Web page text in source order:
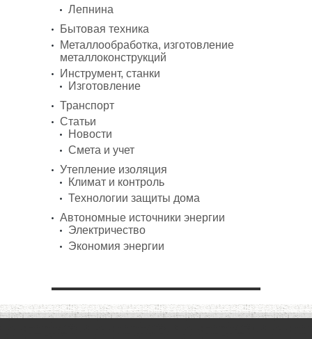
Лепнина
Бытовая техника
Металлообработка, изготовление
металлоконструкций
Инструмент, станки
Изготовление
Транспорт
Статьи
Новости
Смета и учет
Утепление изоляция
Климат и контроль
Технологии защиты дома
Автономные источники энергии
Электричество
Экономия энергии